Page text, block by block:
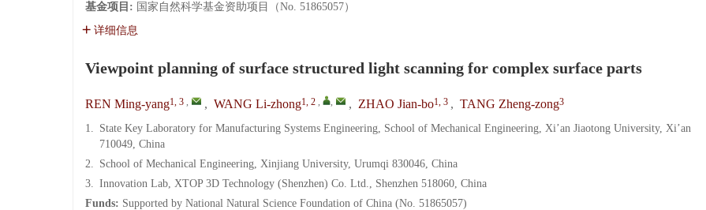
基金项目: 国家自然科学基金资助项目（No. 51865057）
详细信息
Viewpoint planning of surface structured light scanning for complex surface parts
REN Ming-yang1, 3 , , WANG Li-zhong1, 2 , , , ZHAO Jian-bo1, 3 , TANG Zheng-zong3
1. State Key Laboratory for Manufacturing Systems Engineering, School of Mechanical Engineering, Xi’an Jiaotong University, Xi’an
710049, China
2. School of Mechanical Engineering, Xinjiang University, Urumqi 830046, China
3. Innovation Lab, XTOP 3D Technology (Shenzhen) Co. Ltd., Shenzhen 518060, China
Funds: Supported by National Natural Science Foundation of China (No. 51865057)